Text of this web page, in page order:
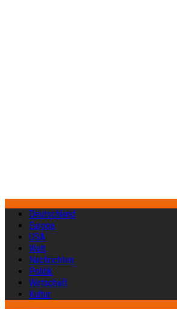
Deutschland
Europa
USA
Welt
Nachrichten
Politik
Wirtschaft
Kultur